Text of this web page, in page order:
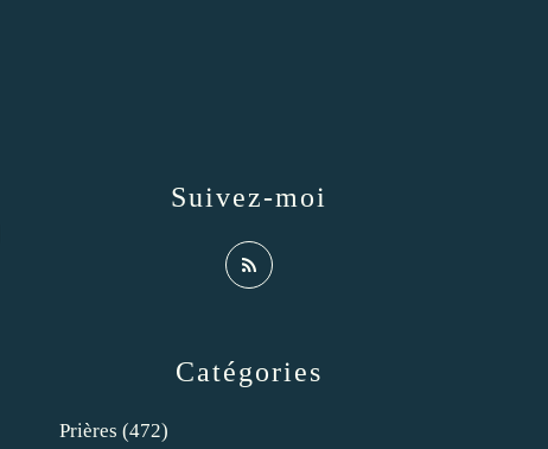
Catégories
Prières (472)
Suivez-moi